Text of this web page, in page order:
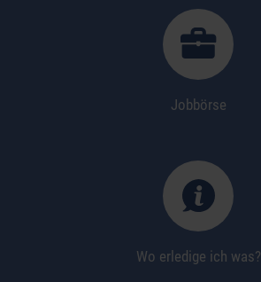
Jobbörse
Wo erledige ich was?